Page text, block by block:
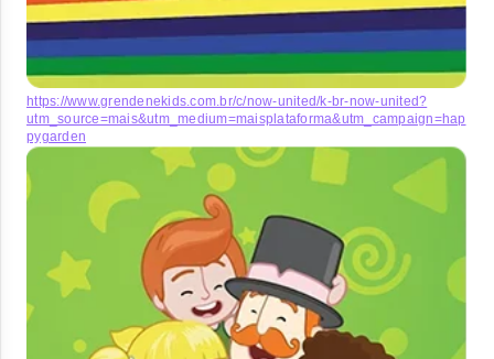
https://www.grendenekids.com.br/c/now-united/k-br-now-united?
utm_source=mais&utm_medium=maisplataforma&utm_campaign=hap
pygarden